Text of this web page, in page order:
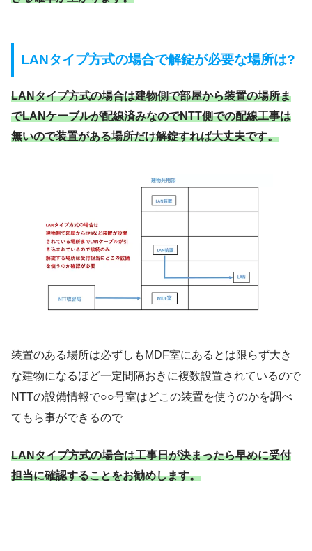
LANタイプ方式の場合で解錠が必要な場所は?
LANタイプ方式の場合は建物側で部屋から装置の場所ま
でLANケーブルが配線済みなのでNTT側での配線工事は
無いので装置がある場所だけ解錠すれば大丈夫です。
装置のある場所は必ずしもMDF室にあるとは限らず大き
な建物になるほど一定間隔おきに複数設置されているので
NTTの設備情報で○○号室はどこの装置を使うのかを調べ
てもら事ができるので
LANタイプ方式の場合は工事日が決まったら早めに受付
担当に確認することをお勧めします。